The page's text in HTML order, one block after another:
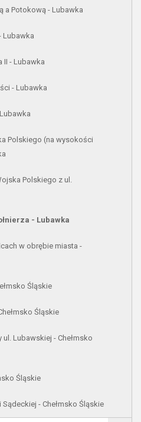
a Potokową - Lubawka
Lubawka
II - Lubawka
- Lubawka
Polskiego (na wysokości
Polskiego z ul.
- Lubawka
w obrębie miasta -
Śląskie
Śląskie
Lubawskiej - Chełmsko
Śląskie
- Chełmsko Śląskie